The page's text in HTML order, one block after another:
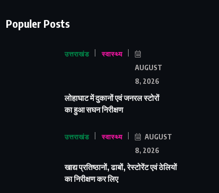
Populer Posts
उत्तराखंड स्वास्थ्य
AUGUST
8, 2026
लोहाघाट में दुकानों एवं जनरल स्टोरों
का हुआ सघन निरीक्षण
उत्तराखंड स्वास्थ्य
AUGUST
8, 2026
खाद्य प्रतिष्ठानों, ढाबों, रेस्टोरेंट एवं ठेलियों
का निरीक्षण कर लिए